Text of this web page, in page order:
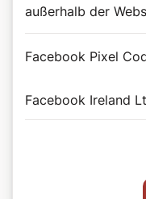
Univ.-Prof. Paul M.
außerhalb der
Facebook Pixel
Facebook Ireland